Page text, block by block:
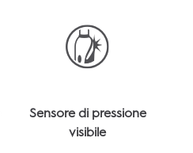
Sensore di pressione
visibile